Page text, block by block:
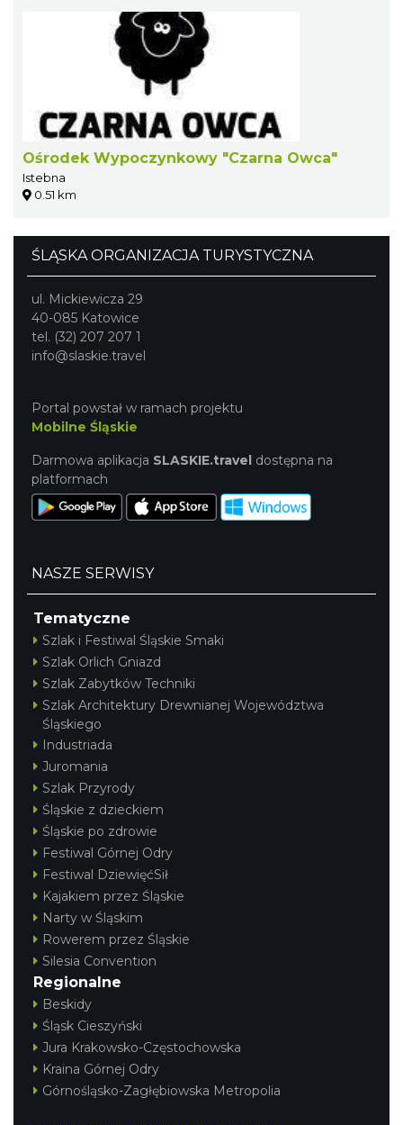
Ośrodek Wypoczynkowy "Czarna Owca"
Istebna
0.51 km
ŚLĄSKA ORGANIZACJA TURYSTYCZNA
ul. Mickiewicza 29
40-085 Katowice
tel. (32) 207 207 1
info@slaskie.travel
Portal powstał w ramach projektu
Mobilne Śląskie
Darmowa aplikacja SLASKIE.travel dostępna na
platformach
NASZE SERWISY
Tematyczne
Szlak i Festiwal Śląskie Smaki
Szlak Orlich Gniazd
Szlak Zabytków Techniki
Szlak Architektury Drewnianej Województwa
Śląskiego
Industriada
Juromania
Szlak Przyrody
Śląskie z dzieckiem
Śląskie po zdrowie
Festiwal Górnej Odry
Festiwal DziewięćSił
Kajakiem przez Śląskie
Narty w Śląskim
Rowerem przez Śląskie
Silesia Convention
Regionalne
Beskidy
Śląsk Cieszyński
Jura Krakowsko-Częstochowska
Kraina Górnej Odry
Górnośląsko-Zagłębiowska Metropolia